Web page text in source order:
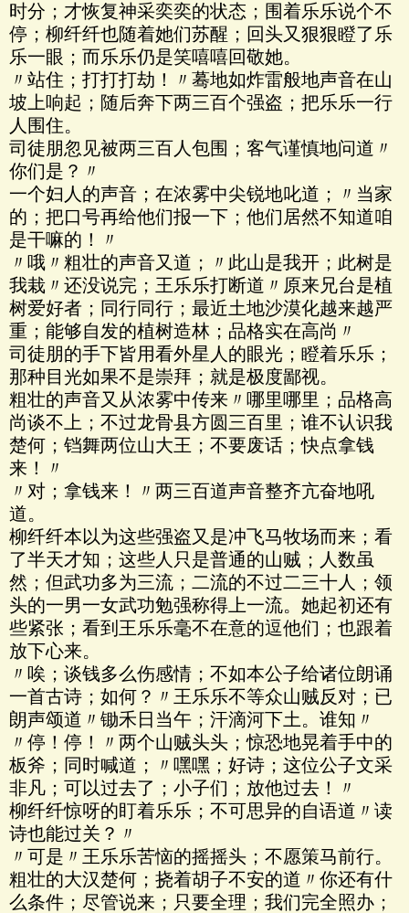
时分；才恢复神采奕奕的状态；围着乐乐说个不
停；柳纤纤也随着她们苏醒；回头又狠狠瞪了乐
乐一眼；而乐乐仍是笑嘻嘻回敬她。
〃站住；打打打劫！〃蓦地如炸雷般地声音在山
坡上响起；随后奔下两三百个强盗；把乐乐一行
人围住。
司徒朋忽见被两三百人包围；客气谨慎地问道〃
你们是？〃
一个妇人的声音；在浓雾中尖锐地叱道；〃当家
的；把口号再给他们报一下；他们居然不知道咱
是干嘛的！〃
〃哦〃粗壮的声音又道；〃此山是我开；此树是
我栽〃还没说完；王乐乐打断道〃原来兄台是植
树爱好者；同行同行；最近土地沙漠化越来越严
重；能够自发的植树造林；品格实在高尚〃
司徒朋的手下皆用看外星人的眼光；瞪着乐乐；
那种目光如果不是崇拜；就是极度鄙视。
粗壮的声音又从浓雾中传来〃哪里哪里；品格高
尚谈不上；不过龙骨县方圆三百里；谁不认识我
楚何；铛舞两位山大王；不要废话；快点拿钱
来！〃
〃对；拿钱来！〃两三百道声音整齐亢奋地吼
道。
柳纤纤本以为这些强盗又是冲飞马牧场而来；看
了半天才知；这些人只是普通的山贼；人数虽
然；但武功多为三流；二流的不过二三十人；领
头的一男一女武功勉强称得上一流。她起初还有
些紧张；看到王乐乐毫不在意的逗他们；也跟着
放下心来。
〃唉；谈钱多么伤感情；不如本公子给诸位朗诵
一首古诗；如何？〃王乐乐不等众山贼反对；已
朗声颂道〃锄禾日当午；汗滴河下土。谁知〃
〃停！停！〃两个山贼头头；惊恐地晃着手中的
板斧；同时喊道；〃嘿嘿；好诗；这位公子文采
非凡；可以过去了；小子们；放他过去！〃
柳纤纤惊呀的盯着乐乐；不可思异的自语道〃读
诗也能过关？〃
〃可是〃王乐乐苦恼的摇摇头；不愿策马前行。
粗壮的大汉楚何；挠着胡子不安的道〃你还有什
么条件；尽管说来；只要全理；我们完全照办；